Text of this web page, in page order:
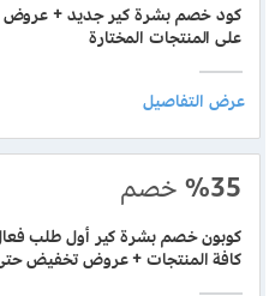
على المنتجات المختارة
%35 خصم
كوبون خصم بشرة كير أول طلب
كافة المنتجات + عروض تخفيض حتى